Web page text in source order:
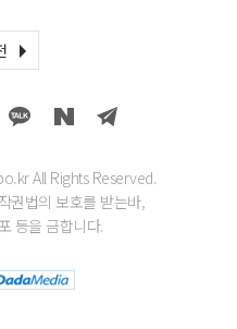
All Rights Reserved.
권법의 보호를 받는바,
등을 금합니다.